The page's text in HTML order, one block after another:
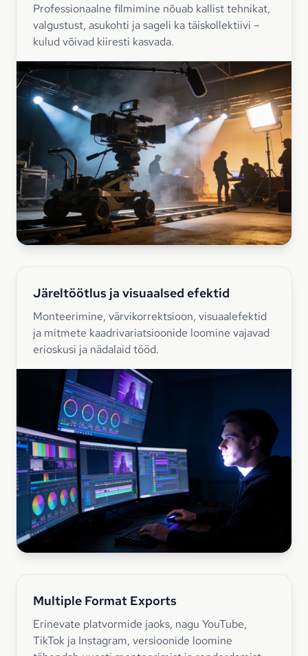
Professionaalne filmimine nõuab kallist tehnikat,
valgustust, asukohti ja sageli ka täiskollektiivi –
kulud võivad kiiresti kasvada.
Järeltöötlus ja visuaalsed efektid
Monteerimine, värvikorrektsioon, visuaalefektid
ja mitmete kaadrivariatsioonide loomine vajavad
erioskusi ja nädalaid tööd.
Multiple Format Exports
Erinevate platvormide jaoks, nagu YouTube,
TikTok ja Instagram, versioonide loomine